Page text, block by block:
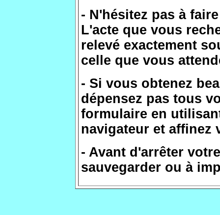
- N'hésitez pas à
L'acte que vous
relevé exactement
celle que vous
- Si vous obtenez
dépensez pas tous
formulaire en
navigateur et affinez
- Avant d'arrêter
sauvegarder ou à